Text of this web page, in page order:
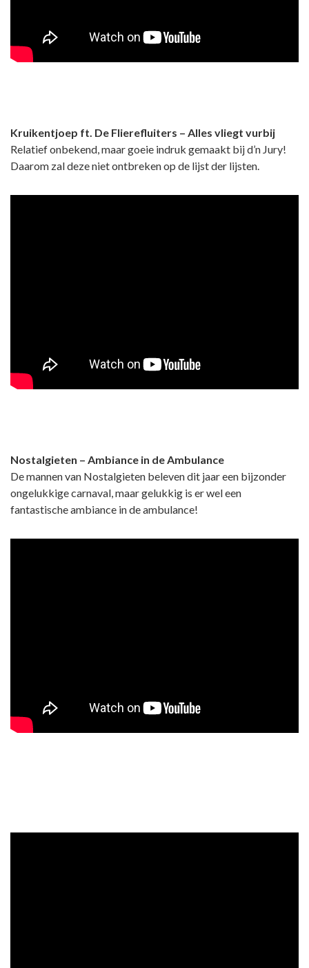
Kruikentjoep ft. De Flierefluiters – Alles vliegt vurbij
Relatief onbekend, maar goeie indruk gemaakt bij d’n Jury!
Daarom zal deze niet ontbreken op de lijst der lijsten.
Nostalgieten – Ambiance in de Ambulance
De mannen van Nostalgieten beleven dit jaar een bijzonder
ongelukkige carnaval, maar gelukkig is er wel een
fantastische ambiance in de ambulance!